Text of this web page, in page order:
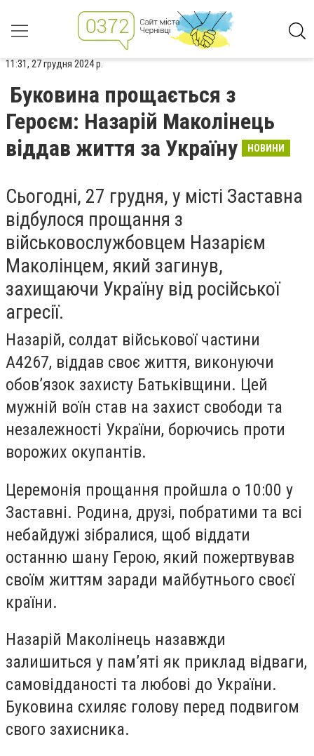
11:31, 27 грудня 2024 р.
Буковина прощається з
Героєм: Назарій Маколінець
віддав життя за Україну
НОВИНИ
Сьогодні, 27 грудня, у місті Заставна
відбулося прощання з
військовослужбовцем Назарієм
Маколінцем, який загинув,
захищаючи Україну від російської
агресії.
Назарій, солдат військової частини
А4267, віддав своє життя, виконуючи
обов’язок захисту Батьківщини. Цей
мужній воїн став на захист свободи та
незалежності України, борючись проти
ворожих окупантів.
Церемонія прощання пройшла о 10:00 у
Заставні. Родина, друзі, побратими та всі
небайдужі зібралися, щоб віддати
останню шану Герою, який пожертвував
своїм життям заради майбутнього своєї
країни.
Назарій Маколінець назавжди
залишиться у пам’яті як приклад відваги,
самовідданості та любові до України.
Буковина схиляє голову перед подвигом
свого захисника.